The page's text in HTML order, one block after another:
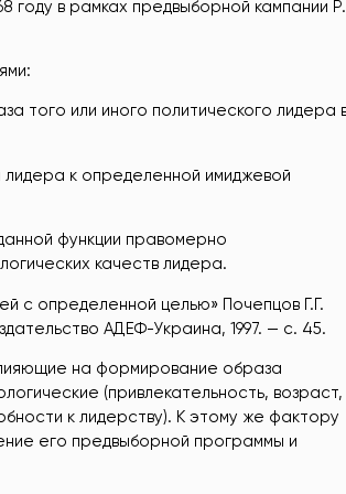
году в рамках предвыборной кампании Р.
того или иного политического лидера
к определенной имиджевой
функции правомерно
качеств лидера.
с определенной целью» Почепцов Г.Г.
АДЕФ-Украина, 1997. — c. 45.
на формирование образа
(привлекательность, возраст,
к лидерству). К этому же фактору
его предвыборной программы и